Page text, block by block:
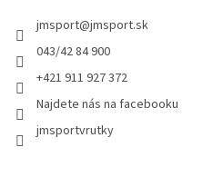
jmsport@jmsport.sk
043/42 84 900
+421 911 927 372
Najdete nás na facebooku
jmsportvrutky